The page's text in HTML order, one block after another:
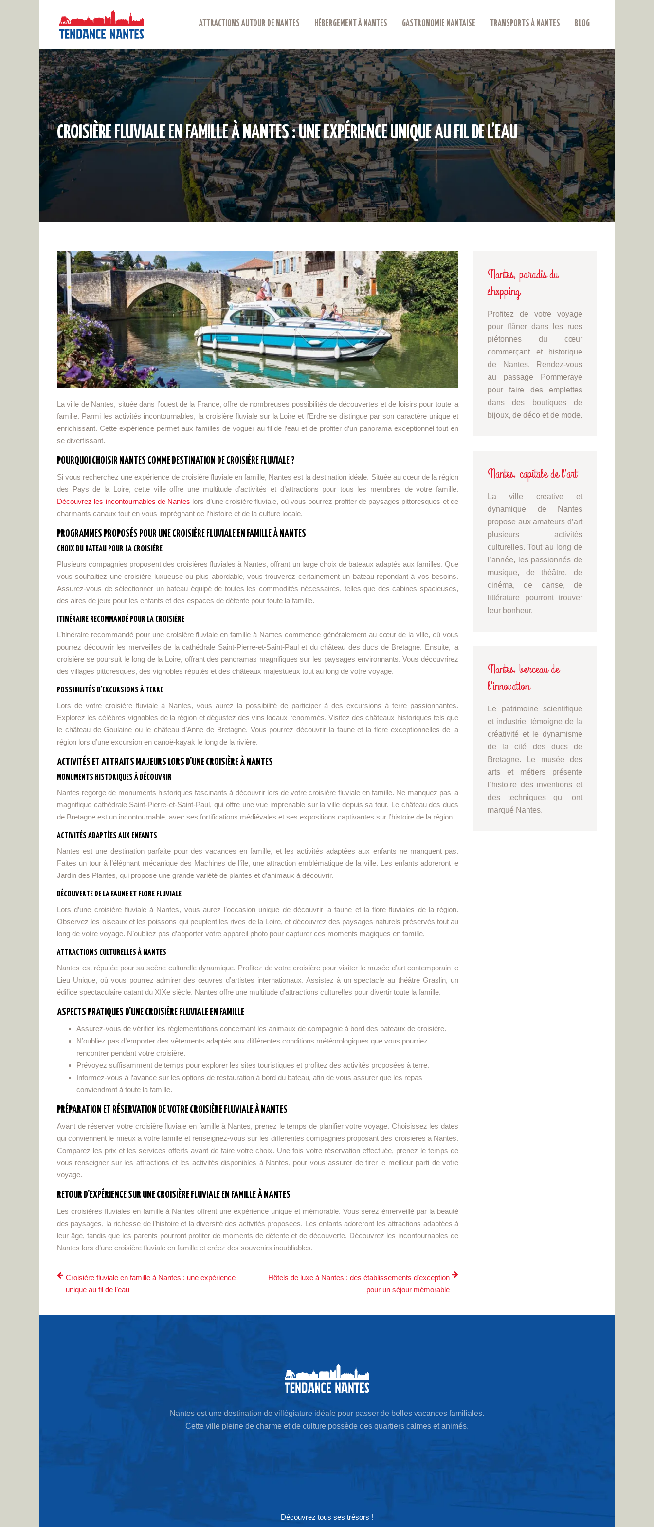
ATTRACTIONS AUTOUR DE NANTES HÉBERGEMENT À NANTES GASTRONOMIE NANTAISE TRANSPORTS À NANTES BLOG
CROISIÈRE FLUVIALE EN FAMILLE À NANTES : UNE EXPÉRIENCE UNIQUE AU FIL DE L’EAU
La ville de Nantes, située dans l’ouest de la France, offre de nombreuses possibilités de découvertes et de loisirs pour toute la
famille. Parmi les activités incontournables, la croisière fluviale sur la Loire et l’Erdre se distingue par son caractère unique et
enrichissant. Cette expérience permet aux familles de voguer au fil de l’eau et de profiter d’un panorama exceptionnel tout en
se divertissant.
POURQUOI CHOISIR NANTES COMME DESTINATION DE CROISIÈRE FLUVIALE ?
Si vous recherchez une expérience de croisière fluviale en famille, Nantes est la destination idéale. Située au cœur de la région
des Pays de la Loire, cette ville offre une multitude d’activités et d’attractions pour tous les membres de votre famille.
Découvrez les incontournables de Nantes lors d’une croisière fluviale, où vous pourrez profiter de paysages pittoresques et de
charmants canaux tout en vous imprégnant de l’histoire et de la culture locale.
PROGRAMMES PROPOSÉS POUR UNE CROISIÈRE FLUVIALE EN FAMILLE À NANTES
CHOIX DU BATEAU POUR LA CROISIÈRE
Plusieurs compagnies proposent des croisières fluviales à Nantes, offrant un large choix de bateaux adaptés aux familles. Que
vous souhaitiez une croisière luxueuse ou plus abordable, vous trouverez certainement un bateau répondant à vos besoins.
Assurez-vous de sélectionner un bateau équipé de toutes les commodités nécessaires, telles que des cabines spacieuses,
des aires de jeux pour les enfants et des espaces de détente pour toute la famille.
ITINÉRAIRE RECOMMANDÉ POUR LA CROISIÈRE
L’itinéraire recommandé pour une croisière fluviale en famille à Nantes commence généralement au cœur de la ville, où vous
pourrez découvrir les merveilles de la cathédrale Saint-Pierre-et-Saint-Paul et du château des ducs de Bretagne. Ensuite, la
croisière se poursuit le long de la Loire, offrant des panoramas magnifiques sur les paysages environnants. Vous découvrirez
des villages pittoresques, des vignobles réputés et des châteaux majestueux tout au long de votre voyage.
POSSIBILITÉS D’EXCURSIONS À TERRE
Lors de votre croisière fluviale à Nantes, vous aurez la possibilité de participer à des excursions à terre passionnantes.
Explorez les célèbres vignobles de la région et dégustez des vins locaux renommés. Visitez des châteaux historiques tels que
le château de Goulaine ou le château d’Anne de Bretagne. Vous pourrez découvrir la faune et la flore exceptionnelles de la
région lors d’une excursion en canoë-kayak le long de la rivière.
ACTIVITÉS ET ATTRAITS MAJEURS LORS D’UNE CROISIÈRE À NANTES
MONUMENTS HISTORIQUES À DÉCOUVRIR
Nantes regorge de monuments historiques fascinants à découvrir lors de votre croisière fluviale en famille. Ne manquez pas la
magnifique cathédrale Saint-Pierre-et-Saint-Paul, qui offre une vue imprenable sur la ville depuis sa tour. Le château des ducs
de Bretagne est un incontournable, avec ses fortifications médiévales et ses expositions captivantes sur l’histoire de la région.
ACTIVITÉS ADAPTÉES AUX ENFANTS
Nantes est une destination parfaite pour des vacances en famille, et les activités adaptées aux enfants ne manquent pas.
Faites un tour à l’éléphant mécanique des Machines de l’île, une attraction emblématique de la ville. Les enfants adoreront le
Jardin des Plantes, qui propose une grande variété de plantes et d’animaux à découvrir.
DÉCOUVERTE DE LA FAUNE ET FLORE FLUVIALE
Lors d’une croisière fluviale à Nantes, vous aurez l’occasion unique de découvrir la faune et la flore fluviales de la région.
Observez les oiseaux et les poissons qui peuplent les rives de la Loire, et découvrez des paysages naturels préservés tout au
long de votre voyage. N’oubliez pas d’apporter votre appareil photo pour capturer ces moments magiques en famille.
ATTRACTIONS CULTURELLES À NANTES
Nantes est réputée pour sa scène culturelle dynamique. Profitez de votre croisière pour visiter le musée d’art contemporain le
Lieu Unique, où vous pourrez admirer des œuvres d’artistes internationaux. Assistez à un spectacle au théâtre Graslin, un
édifice spectaculaire datant du XIXe siècle. Nantes offre une multitude d’attractions culturelles pour divertir toute la famille.
ASPECTS PRATIQUES D’UNE CROISIÈRE FLUVIALE EN FAMILLE
Assurez-vous de vérifier les réglementations concernant les animaux de compagnie à bord des bateaux de croisière.
N’oubliez pas d’emporter des vêtements adaptés aux différentes conditions météorologiques que vous pourriez
rencontrer pendant votre croisière.
Prévoyez suffisamment de temps pour explorer les sites touristiques et profitez des activités proposées à terre.
Informez-vous à l’avance sur les options de restauration à bord du bateau, afin de vous assurer que les repas
conviendront à toute la famille.
PRÉPARATION ET RÉSERVATION DE VOTRE CROISIÈRE FLUVIALE À NANTES
Avant de réserver votre croisière fluviale en famille à Nantes, prenez le temps de planifier votre voyage. Choisissez les dates
qui conviennent le mieux à votre famille et renseignez-vous sur les différentes compagnies proposant des croisières à Nantes.
Comparez les prix et les services offerts avant de faire votre choix. Une fois votre réservation effectuée, prenez le temps de
vous renseigner sur les attractions et les activités disponibles à Nantes, pour vous assurer de tirer le meilleur parti de votre
voyage.
RETOUR D’EXPÉRIENCE SUR UNE CROISIÈRE FLUVIALE EN FAMILLE À NANTES
Les croisières fluviales en famille à Nantes offrent une expérience unique et mémorable. Vous serez émerveillé par la beauté
des paysages, la richesse de l’histoire et la diversité des activités proposées. Les enfants adoreront les attractions adaptées à
leur âge, tandis que les parents pourront profiter de moments de détente et de découverte. Découvrez les incontournables de
Nantes lors d’une croisière fluviale en famille et créez des souvenirs inoubliables.
Croisière fluviale en famille à Nantes : une expérience
unique au fil de l’eau
Hôtels de luxe à Nantes : des établissements d’exception
pour un séjour mémorable
Nantes, paradis du
shopping
Profitez de votre voyage
pour flâner dans les rues
piétonnes du cœur
commerçant et historique
de Nantes. Rendez-vous
au passage Pommeraye
pour faire des emplettes
dans des boutiques de
bijoux, de déco et de mode.
Nantes, capitale de l'art
La ville créative et
dynamique de Nantes
propose aux amateurs d’art
plusieurs activités
culturelles. Tout au long de
l’année, les passionnés de
musique, de théâtre, de
cinéma, de danse, de
littérature pourront trouver
leur bonheur.
Nantes, berceau de
l'innovation
Le patrimoine scientifique
et industriel témoigne de la
créativité et le dynamisme
de la cité des ducs de
Bretagne. Le musée des
arts et métiers présente
l’histoire des inventions et
des techniques qui ont
marqué Nantes.
Nantes est une destination de villégiature idéale pour passer de belles vacances familiales.
Cette ville pleine de charme et de culture possède des quartiers calmes et animés.
Découvrez tous ses trésors !